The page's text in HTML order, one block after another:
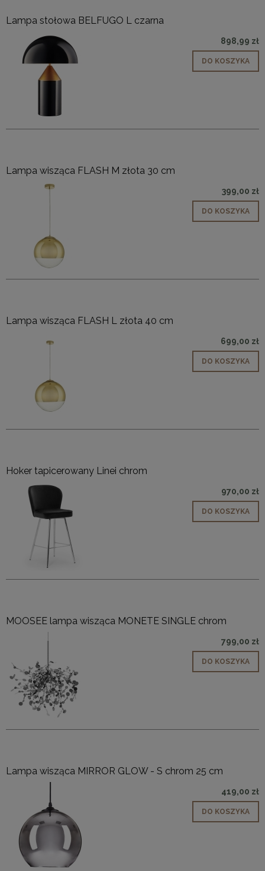
Lampa stołowa BELFUGO L czarna
898,99 zł
DO KOSZYKA
Lampa wisząca FLASH M złota 30 cm
399,00 zł
DO KOSZYKA
Lampa wisząca FLASH L złota 40 cm
699,00 zł
DO KOSZYKA
Hoker tapicerowany Linei chrom
970,00 zł
DO KOSZYKA
MOOSEE lampa wisząca MONETE SINGLE chrom
799,00 zł
DO KOSZYKA
Lampa wisząca MIRROR GLOW - S chrom 25 cm
419,00 zł
DO KOSZYKA